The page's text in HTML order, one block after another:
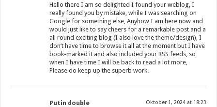
Hello there I am so delighted I found your weblog, I
really found you by mistake, while I was searching on
Google for something else, Anyhow I am here now and
would just like to say cheers for a remarkable post and a
all round exciting blog (I also love the theme/design), I
don’t have time to browse it all at the moment but I have
book-marked it and also included your RSS feeds, so
when I have time I will be back to read a lot more,
Please do keep up the superb work.
Putin double Oktober 1, 2024 at 18:23